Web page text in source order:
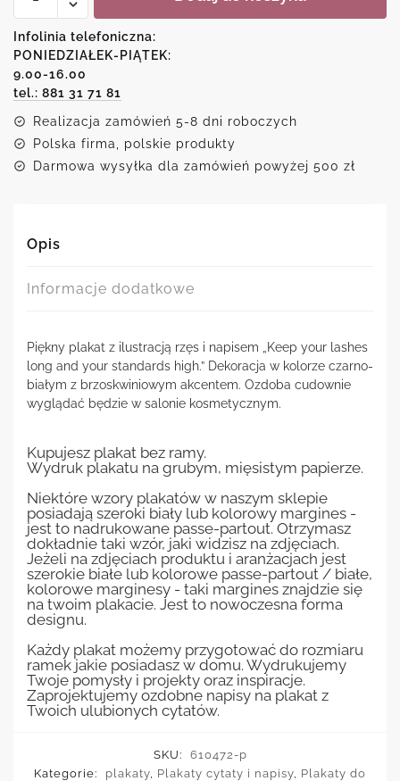
typograficzny
ilustracją
rzęs
Infolinia telefoniczna:
PONIEDZIAŁEK-PIĄTEK:
9.00-16.00
tel.: 881 31 71 81
Realizacja zamówień 5-8 dni roboczych
Polska firma, polskie produkty
Darmowa wysyłka dla zamówień powyżej 500 zł
Opis
Informacje dodatkowe
Piękny plakat z ilustracją rzęs i napisem „Keep your lashes
long and your standards high.” Dekoracja w kolorze czarno-
białym z brzoskwiniowym akcentem. Ozdoba cudownie
wyglądać będzie w salonie kosmetycznym.
Kupujesz plakat bez ramy.
Wydruk plakatu na grubym, mięsistym papierze.
Niektóre wzory plakatów w naszym sklepie
posiadają szeroki biały lub kolorowy margines -
jest to nadrukowane passe-partout. Otrzymasz
dokładnie taki wzór, jaki widzisz na zdjęciach.
Jeżeli na zdjęciach produktu i aranżacjach jest
szerokie białe lub kolorowe passe-partout / białe,
kolorowe marginesy - taki margines znajdzie się
na twoim plakacie. Jest to nowoczesna forma
designu.
Każdy plakat możemy przygotować do rozmiaru
ramek jakie posiadasz w domu. Wydrukujemy
Twoje pomysły i projekty oraz inspiracje.
Zaprojektujemy ozdobne napisy na plakat z
Twoich ulubionych cytatów.
SKU:
610472-p
Kategorie:
plakaty Plakaty cytaty i napisy Plakaty do